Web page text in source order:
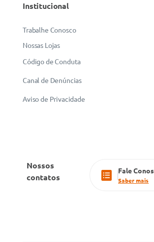
Institucional
Trabalhe Conosco
Nossas Lojas
Código de Conduta
Canal de Denúncias
Aviso de Privacidade
Nossos
contatos
Fale
Saber mais